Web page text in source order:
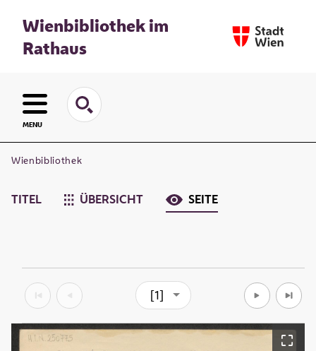
Wienbibliothek im
Rathaus
MENU
Wienbibliothek
TITEL ÜBERSICHT SEITE
[1]